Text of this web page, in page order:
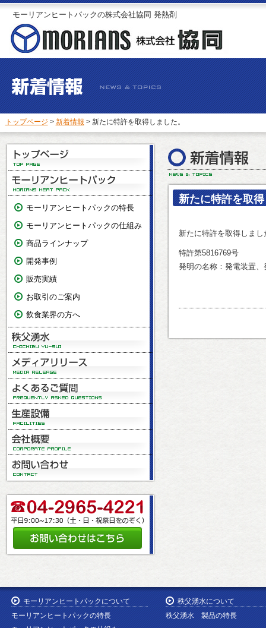
モーリアンヒートパックの株式会社協同 発熱剤
トップページ > 新着情報 > 新たに特許を取得しました。
モーリアンヒートパックの特長
モーリアンヒートパックの仕組み
商品ラインナップ
開発事例
販売実績
お取引のご案内
飲食業界の方へ
新たに特許を取
新たに特許を取得しまし
特許第5816769号
発明の名称：発電装置
モーリアンヒートパックについて
モーリアンヒートパックの特長
秩父湧水について
秩父湧水 製品の特長